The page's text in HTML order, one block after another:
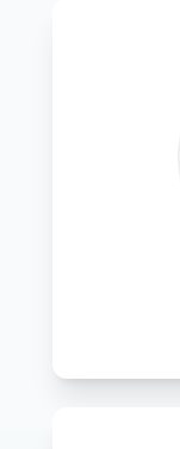
सूचित
और